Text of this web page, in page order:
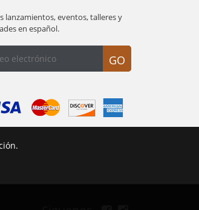
lanzamientos, eventos, talleres y
en español.
GO